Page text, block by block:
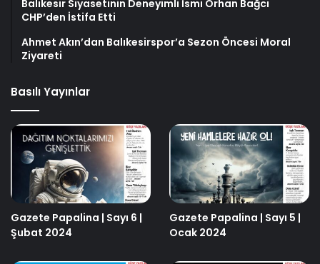
Balıkesir Siyasetinin Deneyimli İsmi Orhan Bağcı
CHP’den İstifa Etti
Ahmet Akın’dan Balıkesirspor’a Sezon Öncesi Moral
Ziyareti
Basılı Yayınlar
Gazete Papalina | Sayı 6 |
Şubat 2024
Gazete Papalina | Sayı 5 |
Ocak 2024